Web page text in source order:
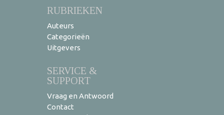
RUBRIEKEN
Auteurs
Categorieën
Uitgevers
SERVICE &
SUPPORT
Vraag en Antwoord
Contact